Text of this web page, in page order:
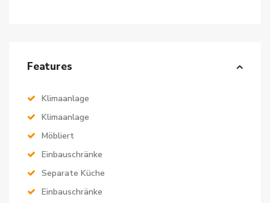
Features
Klimaanlage
Klimaanlage
Möbliert
Einbauschränke
Separate Küche
Einbauschränke